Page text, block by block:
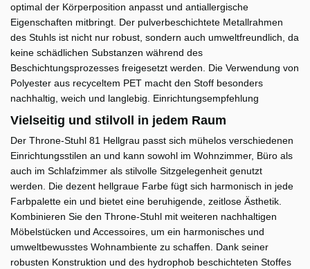
optimal der Körperposition anpasst und antiallergische
Eigenschaften mitbringt. Der pulverbeschichtete Metallrahmen
des Stuhls ist nicht nur robust, sondern auch umweltfreundlich, da
keine schädlichen Substanzen während des
Beschichtungsprozesses freigesetzt werden. Die Verwendung von
Polyester aus recyceltem PET macht den Stoff besonders
nachhaltig, weich und langlebig. Einrichtungsempfehlung
Vielseitig und stilvoll in jedem Raum
Der Throne-Stuhl 81 Hellgrau passt sich mühelos verschiedenen
Einrichtungsstilen an und kann sowohl im Wohnzimmer, Büro als
auch im Schlafzimmer als stilvolle Sitzgelegenheit genutzt
werden. Die dezent hellgraue Farbe fügt sich harmonisch in jede
Farbpalette ein und bietet eine beruhigende, zeitlose Ästhetik.
Kombinieren Sie den Throne-Stuhl mit weiteren nachhaltigen
Möbelstücken und Accessoires, um ein harmonisches und
umweltbewusstes Wohnambiente zu schaffen. Dank seiner
robusten Konstruktion und des hydrophob beschichteten Stoffes